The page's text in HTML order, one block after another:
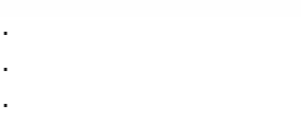
.
.
.